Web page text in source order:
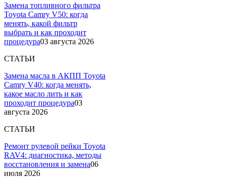
Замена топливного фильтра
Toyota Camry V50: когда
менять, какой фильтр
выбрать и как проходит
процедура03 августа 2026
СТАТЬИ
Замена масла в АКПП Toyota
Camry V40: когда менять,
какое масло лить и как
проходит процедура03
августа 2026
СТАТЬИ
Ремонт рулевой рейки Toyota
RAV4: диагностика, методы
восстановления и замена06
июля 2026